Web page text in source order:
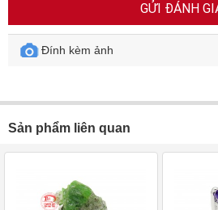
GỬI ĐÁNH
Đính kèm ảnh
Sản phẩm liên quan